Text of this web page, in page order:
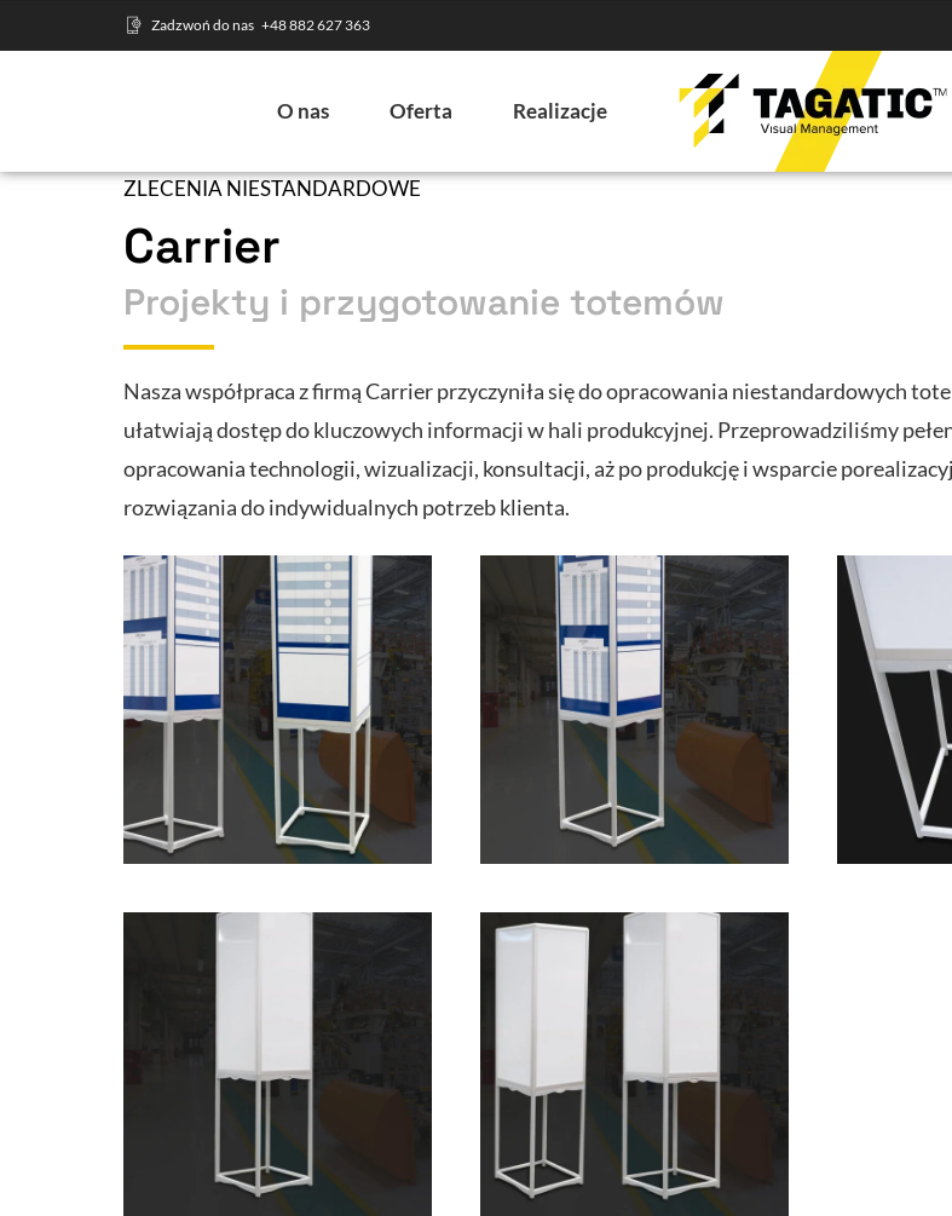
Zadzwoń do nas +48 882 627 363
O nas Oferta Realizacje
ZLECENIA NIESTANDARDOWE
Carrier
Projekty i przygotowanie totemów
Nasza współpraca z firmą Carrier przyczyniła się do opracowania niestandardowych
ułatwiają dostęp do kluczowych informacji w hali produkcyjnej. Przeprowadziliśmy
opracowania technologii, wizualizacji, konsultacji, aż po produkcję i wsparcie
rozwiązania do indywidualnych potrzeb klienta.